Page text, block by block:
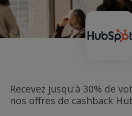
Recevez jusqu'à 30% de
nos offres de cashback